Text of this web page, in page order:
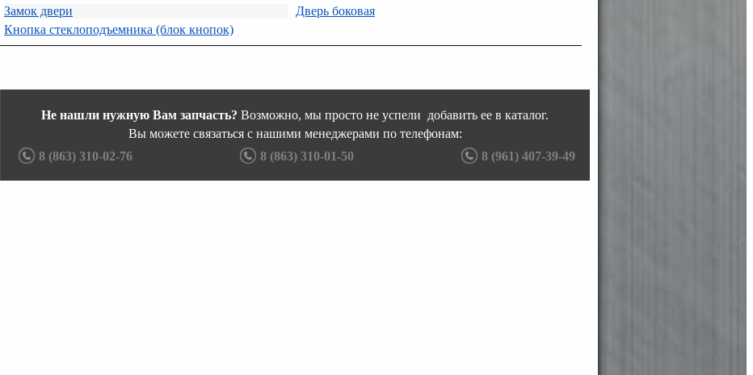
Замок двери
Кнопка стеклоподъемника (блок кнопок)
Дверь боковая
Не нашли нужную Вам запчасть? Возможно, мы просто не успели добавить ее в каталог.
Вы можете связаться с нашими менеджерами по телефонам:
8 (863) 310-02-76
8 (863) 310-01-50 8 (961) 407-39-49